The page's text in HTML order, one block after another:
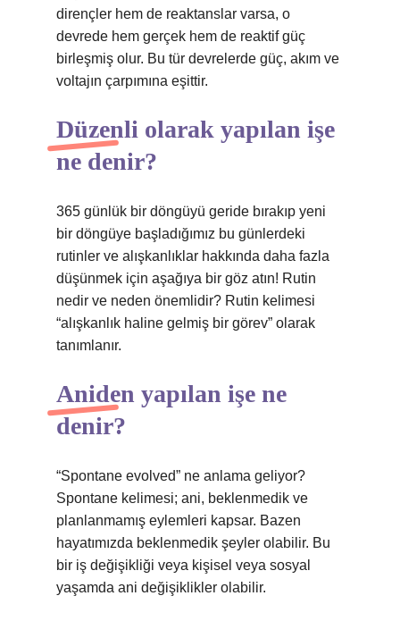
dirençler hem de reaktanslar varsa, o
devrede hem gerçek hem de reaktif güç
birleşmiş olur. Bu tür devrelerde güç, akım ve
voltajın çarpımına eşittir.
Düzenli olarak yapılan işe
ne denir?
365 günlük bir döngüyü geride bırakıp yeni
bir döngüye başladığımız bu günlerdeki
rutinler ve alışkanlıklar hakkında daha fazla
düşünmek için aşağıya bir göz atın! Rutin
nedir ve neden önemlidir? Rutin kelimesi
“alışkanlık haline gelmiş bir görev” olarak
tanımlanır.
Aniden yapılan işe ne
denir?
“Spontane evolved” ne anlama geliyor?
Spontane kelimesi; ani, beklenmedik ve
planlanmamış eylemleri kapsar. Bazen
hayatımızda beklenmedik şeyler olabilir. Bu
bir iş değişikliği veya kişisel veya sosyal
yaşamda ani değişiklikler olabilir.